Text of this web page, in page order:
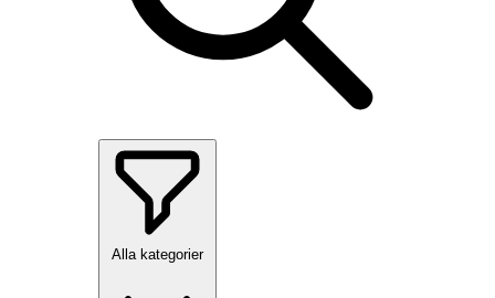
Alla kategorier